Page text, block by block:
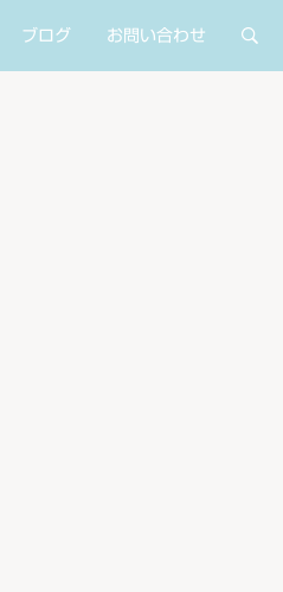
ブログ お問い合わせ